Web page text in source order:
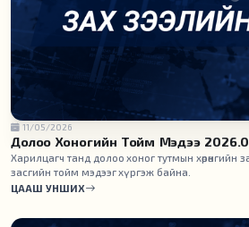
11/05/2026
Долоо Хоногийн Тойм Мэдээ
Харилцагч танд долоо хоног тутмын хөрөнгийн
засгийн тойм мэдээг хүргэж байна.
ЦААШ УНШИХ